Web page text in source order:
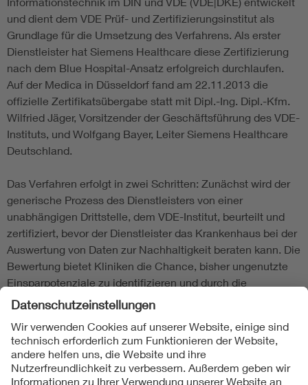
und dient dem VDE Prüf- und Zertifizierungsinstitut als
Grundlage für die Umsetzung des Verfahrens. Als erster
Dienstleister hat Siemens Healthcare diese Zertifizierung
nach dem Blue Hospital-Ansatz erfolgreich durchlaufen.
Auf der Medica in Düsseldorf fand am 22.11.2013 die
offizielle Zertifikatsübergabe statt mit Dipl.-Ing. Dipl.-Kfm.
Wilfried Jäger, Vorsitzender der Geschäftsführung des VDE-
Instituts, und Wolfgang Bayer, Leiter Siemens Healthcare
Deutschland.
Das Verfahren erfolgt in zwei Schritten: Zunächst wird der
generische Prozess des Dienstleisters von einer
unabhängigen Drittstelle, dem VDE-Institut, beurteilt und
zertifiziert, bevor der Dienstleister das Krankenhaus bei der
Auswertung von Daten zur Nachhaltigkeit beraten kann. Die
Bewertung bietet Kliniken die Chance, bisher ungenutzte
Einsparpotenziale zu identifizieren und durch die
Umsetzung deutliche Effizienz- und Qualitätssteigerungen
zu erzielen. Blue Hospital ist damit nicht zuletzt ein
Instrument für kleinere und mittlere Häuser, die ihre
Prozesse nachhaltig beeinflussen und zukunftsfähig
ausrichten wollen.